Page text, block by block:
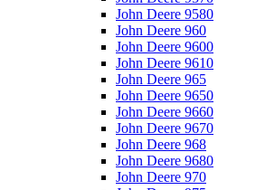
John Deere 9580
John Deere 960
John Deere 9600
John Deere 9610
John Deere 965
John Deere 9650
John Deere 9660
John Deere 9670
John Deere 968
John Deere 9680
John Deere 970